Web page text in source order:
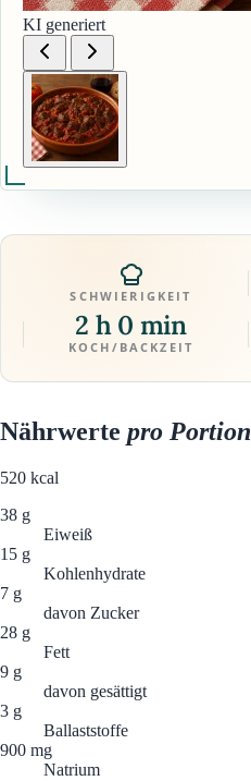
KI generiert
SCHWIERIGKEIT
2 h 0 min
KOCH/BACKZEIT
Nährwerte pro Portion
520 kcal
38 g
Eiweiß
15 g
Kohlenhydrate
7 g
davon Zucker
28 g
Fett
9 g
davon gesättigt
3 g
Ballaststoffe
900 mg
Natrium